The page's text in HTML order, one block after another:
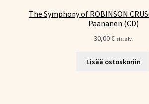
The Symphony of ROBINSON
Paananen (CD)
30,00€ sis. alv.
Lisää ostoskoriin